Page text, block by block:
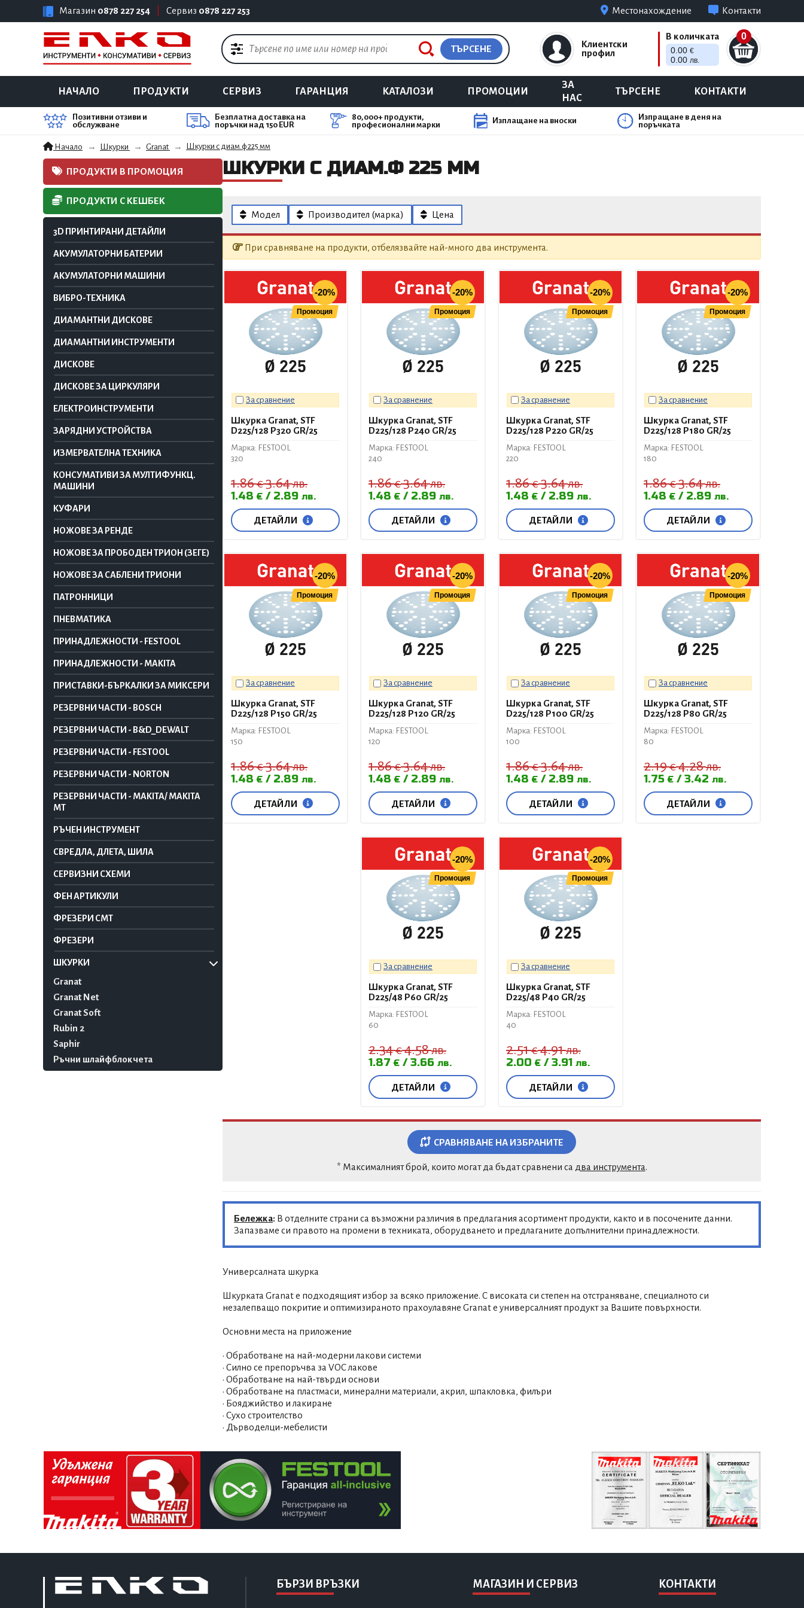
Магазин 0878 227 254 Сервиз 0878 227 253 Местонахождение Контакти
ТЪРСЕНЕ
Клиентски
профил
0
В количката
0.00 €
0.00 лв.
НАЧАЛО ПРОДУКТИ СЕРВИЗ ГАРАНЦИЯ КАТАЛОЗИ ПРОМОЦИИ
ЗА
НАС
ТЪРСЕНЕ КОНТАКТИ
Позитивни отзиви и
обслужване
Безплатна доставка на
поръчки над 150 EUR
80,000+ продукти,
професионални марки
Изплащане на вноски
Изпращане в деня на
поръчката
Начало Шкурки Granat Шкурки с диам.ф 225 мм
ПРОДУКТИ В ПРОМОЦИЯ
ПРОДУКТИ С КЕШБЕК
3D ПРИНТИРАНИ ДЕТАЙЛИ
АКУМУЛАТОРНИ БАТЕРИИ
АКУМУЛАТОРНИ МАШИНИ
ВИБРО-ТЕХНИКА
ДИАМАНТНИ ДИСКОВЕ
ДИАМАНТНИ ИНСТРУМЕНТИ
ДИСКОВЕ
ДИСКОВЕ ЗА ЦИРКУЛЯРИ
ЕЛЕКТРОИНСТРУМЕНТИ
ЗАРЯДНИ УСТРОЙСТВА
ИЗМЕРВАТЕЛНА ТЕХНИКА
КОНСУМАТИВИ ЗА МУЛТИФУНКЦ.
МАШИНИ
КУФАРИ
НОЖОВЕ ЗА РЕНДЕ
НОЖОВЕ ЗА ПРОБОДЕН ТРИОН (ЗЕГЕ)
НОЖОВЕ ЗА САБЛЕНИ ТРИОНИ
ПАТРОННИЦИ
ПНЕВМАТИКА
ПРИНАДЛЕЖНОСТИ - FESTOOL
ПРИНАДЛЕЖНОСТИ - MAKITA
ПРИСТАВКИ-БЪРКАЛКИ ЗА МИКСЕРИ
РЕЗЕРВНИ ЧАСТИ - BOSCH
РЕЗЕРВНИ ЧАСТИ - B&D_DEWALT
РЕЗЕРВНИ ЧАСТИ - FESTOOL
РЕЗЕРВНИ ЧАСТИ - NORTON
РЕЗЕРВНИ ЧАСТИ - MAKITA/ MAKITA
MT
РЪЧЕН ИНСТРУМЕНТ
СВРЕДЛА, ДЛЕТА, ШИЛА
СЕРВИЗНИ СХЕМИ
ФЕН АРТИКУЛИ
ФРЕЗЕРИ CMT
ФРЕЗЕРИ
ШКУРКИ
Granat
Granat Net
Granat Soft
Rubin 2
Saphir
Ръчни шлайфблокчета
ШКУРКИ С ДИАМ.Ф 225 ММ
Модел Производител (марка) Цена
При сравняване на продукти, отбелязвайте най-много два инструмента.
-20%
Промоция
За сравнение
Шкурка Granat, STF
D225/128 P320 GR/25
Марка: FESTOOL
320
1.86€3.64лв.
1.48 € 2.89 лв.
ДЕТАЙЛИ
-20%
Промоция
За сравнение
Шкурка Granat, STF
D225/128 P240 GR/25
Марка: FESTOOL
240
1.86€3.64лв.
1.48 € 2.89 лв.
ДЕТАЙЛИ
-20%
Промоция
За сравнение
Шкурка Granat, STF
D225/128 P220 GR/25
Марка: FESTOOL
220
1.86€3.64лв.
1.48 € 2.89 лв.
ДЕТАЙЛИ
-20%
Промоция
За сравнение
Шкурка Granat, STF
D225/128 P180 GR/25
Марка: FESTOOL
180
1.86€3.64лв.
1.48 € 2.89 лв.
ДЕТАЙЛИ
-20%
Промоция
За сравнение
Шкурка Granat, STF
D225/128 P150 GR/25
Марка: FESTOOL
150
1.86€3.64лв.
1.48 € 2.89 лв.
ДЕТАЙЛИ
-20%
Промоция
За сравнение
Шкурка Granat, STF
D225/128 P120 GR/25
Марка: FESTOOL
120
1.86€3.64лв.
1.48 € 2.89 лв.
ДЕТАЙЛИ
-20%
Промоция
За сравнение
Шкурка Granat, STF
D225/128 P100 GR/25
Марка: FESTOOL
100
1.86€3.64лв.
1.48 € 2.89 лв.
ДЕТАЙЛИ
-20%
Промоция
За сравнение
Шкурка Granat, STF
D225/128 P80 GR/25
Марка: FESTOOL
80
2.19€4.28лв.
1.75 € 3.42 лв.
ДЕТАЙЛИ
-20%
Промоция
За сравнение
Шкурка Granat, STF
D225/48 P60 GR/25
Марка: FESTOOL
60
2.34€4.58лв.
1.87 € 3.66 лв.
ДЕТАЙЛИ
-20%
Промоция
За сравнение
Шкурка Granat, STF
D225/48 P40 GR/25
Марка: FESTOOL
40
2.51€4.91лв.
2.00 € 3.91 лв.
ДЕТАЙЛИ
СРАВНЯВАНЕ НА ИЗБРАНИТЕ
* Максималният брой, които могат да бъдат сравнени са два инструмента.
Бележка: В отделните страни са възможни различия в предлагания асортимент продукти, както и в посочените данни.
Запазваме си правото на промени в техниката, оборудването и предлаганите допълнителни принадлежности.
Универсалната шкурка
Шкурката Granat е подходящият избор за всяко приложение. С високата си степен на отстраняване, специалното си
незалепващо покритие и оптимизираното прахоулавяне Granat е универсалният продукт за Вашите повърхности.
Основни места на приложение
• Обработване на най-модерни лакови системи
• Силно се препоръчва за VOC лакове
• Обработване на най-твърди основи
• Обработване на пластмаси, минерални материали, акрил, шпакловка, филъри
• Бояджийство и лакиране
• Сухо строителство
• Дърводелци-мебелисти
БЪРЗИ ВРЪЗКИ МАГАЗИН И СЕРВИЗ КОНТАКТИ